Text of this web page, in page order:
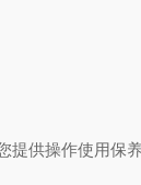
提供操作使用保